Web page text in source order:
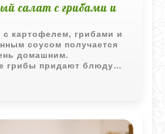
салат с грибами и
картофелем, грибами и
соусом получается
домашним.
грибы придают блюду
и насыщенный